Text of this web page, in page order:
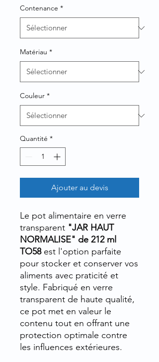
Contenance *
Matériau *
Couleur *
Quantité *
Ajouter au devis
Le pot alimentaire en verre
transparent "JAR HAUT
NORMALISE" de 212 ml
TO58 est l'option parfaite
pour stocker et conserver vos
aliments avec praticité et
style. Fabriqué en verre
transparent de haute qualité,
ce pot met en valeur le
contenu tout en offrant une
protection optimale contre
les influences extérieures.